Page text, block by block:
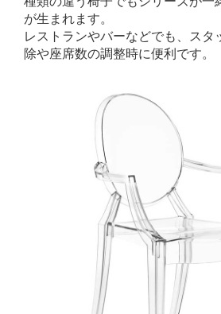
が生まれます。
レストランやバーなどでも、ス
除や座席数の調整時に便利です。